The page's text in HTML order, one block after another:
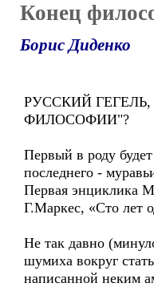
Конец
Борис Диденко
РУССКИЙ
ФИЛОСОФИИ"?
Первый в роду
последнего -
Первая энциклика
Г.Маркес, «Сто лет
Не так давно
шумиха вокруг
написанной неким